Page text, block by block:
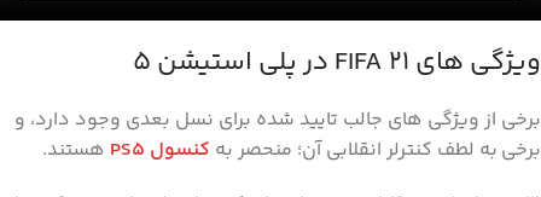
ویژگی های FIFA 21 در پلی استیشن 5
برخی از ویژگی های جالب تایید شده برای نسل بعدی وجود دارد، و
برخی به لطف کنترلر انقلابی آن؛ منحصر به کنسول PS5
هستند.